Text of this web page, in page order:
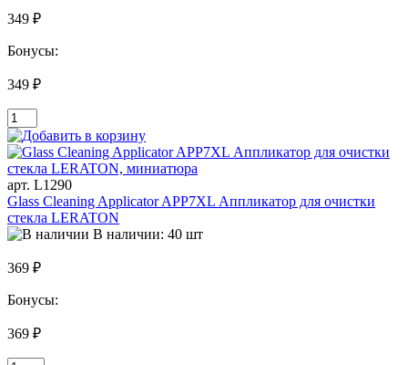
349 ₽
Бонусы:
349 ₽
арт. L1290
Glass Cleaning Applicator APP7XL Аппликатор для очистки
стекла LERATON
В наличии: 40 шт
369 ₽
Бонусы:
369 ₽